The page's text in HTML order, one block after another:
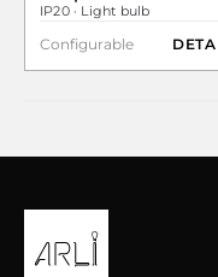
IP20 · Light bulb
Configurable